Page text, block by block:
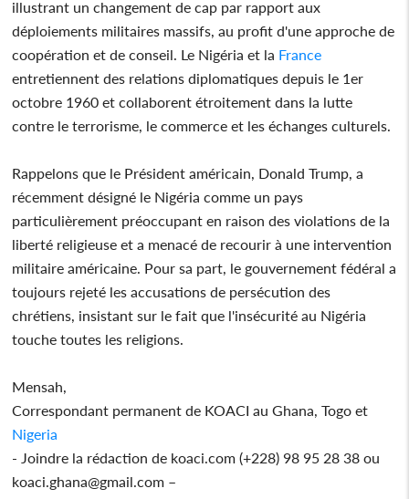
illustrant un changement de cap par rapport aux
déploiements militaires massifs, au profit d'une approche de
coopération et de conseil. Le Nigéria et la France
entretiennent des relations diplomatiques depuis le 1er
octobre 1960 et collaborent étroitement dans la lutte
contre le terrorisme, le commerce et les échanges culturels.
Rappelons que le Président américain, Donald Trump, a
récemment désigné le Nigéria comme un pays
particulièrement préoccupant en raison des violations de la
liberté religieuse et a menacé de recourir à une intervention
militaire américaine. Pour sa part, le gouvernement fédéral a
toujours rejeté les accusations de persécution des
chrétiens, insistant sur le fait que l'insécurité au Nigéria
touche toutes les religions.
Mensah,
Correspondant permanent de KOACI au Ghana, Togo et
Nigeria
- Joindre la rédaction de koaci.com (+228) 98 95 28 38 ou
koaci.ghana@gmail.com –